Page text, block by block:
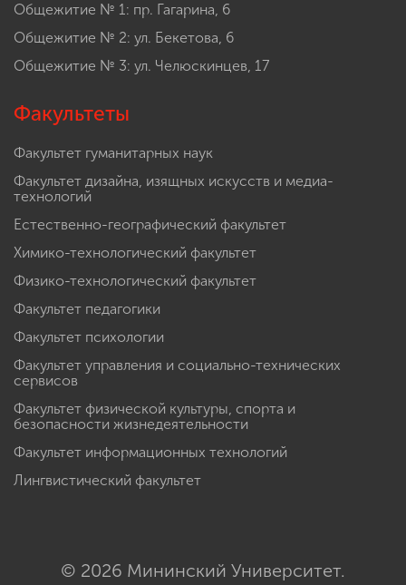
Общежитие № 1: пр. Гагарина, 6
Общежитие № 2: ул. Бекетова, 6
Общежитие № 3: ул. Челюскинцев, 17
Факультеты
Факультет гуманитарных наук
Факультет дизайна, изящных искусств и медиа-
технологий
Естественно-географический факультет
Химико-технологический факультет
Физико-технологический факультет
Факультет педагогики
Факультет психологии
Факультет управления и социально-технических
сервисов
Факультет физической культуры, спорта и
безопасности жизнедеятельности
Факультет информационных технологий
Лингвистический факультет
© 2026 Мининский Университет.